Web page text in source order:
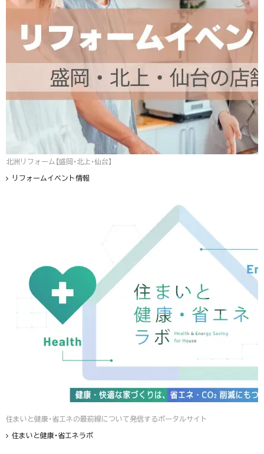
北洲リフォーム【盛岡・北上・仙台】
リフォームイベント情報
住まいと健康・省エネの最前線について発信するポータルサイト
住まいと健康・省エネラボ